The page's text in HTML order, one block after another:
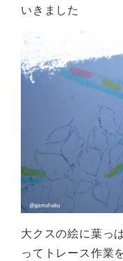
いきました
大クスの絵に葉っ
ってトレース作業